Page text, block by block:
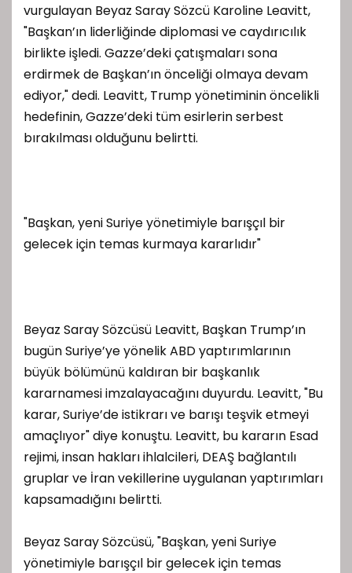
vurgulayan Beyaz Saray Sözcü Karoline Leavitt,
"Başkan’ın liderliğinde diplomasi ve caydırıcılık
birlikte işledi. Gazze’deki çatışmaları sona
erdirmek de Başkan’ın önceliği olmaya devam
ediyor," dedi. Leavitt, Trump yönetiminin öncelikli
hedefinin, Gazze’deki tüm esirlerin serbest
bırakılması olduğunu belirtti.
"Başkan, yeni Suriye yönetimiyle barışçıl bir
gelecek için temas kurmaya kararlıdır"
Beyaz Saray Sözcüsü Leavitt, Başkan Trump’ın
bugün Suriye’ye yönelik ABD yaptırımlarının
büyük bölümünü kaldıran bir başkanlık
kararnamesi imzalayacağını duyurdu. Leavitt, "Bu
karar, Suriye’de istikrarı ve barışı teşvik etmeyi
amaçlıyor" diye konuştu. Leavitt, bu kararın Esad
rejimi, insan hakları ihlalcileri, DEAŞ bağlantılı
gruplar ve İran vekillerine uygulanan yaptırımları
kapsamadığını belirtti.
Beyaz Saray Sözcüsü, "Başkan, yeni Suriye
yönetimiyle barışçıl bir gelecek için temas